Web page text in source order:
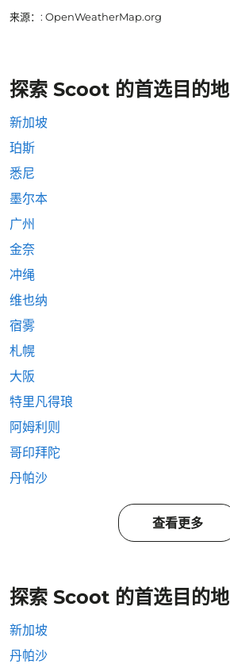
来源： : OpenWeatherMap.org
探索 Scoot 的首选目的地
新加坡
珀斯
悉尼
墨尔本
广州
金奈
冲绳
维也纳
宿雾
札幌
大阪
特里凡得琅
阿姆利则
哥印拜陀
丹帕沙
查看更多
探索 Scoot 的首选目的地
新加坡
丹帕沙